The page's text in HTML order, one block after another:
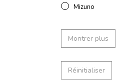
Mizuno
Montrer plus
Réinitialiser